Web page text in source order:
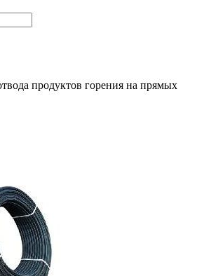
продуктов горения на прямых